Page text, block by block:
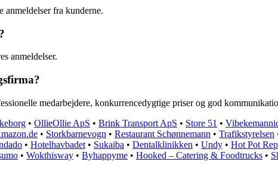
anmeldelser fra kunderne.
anmeldelser.
medarbejdere, konkurrencedygtige priser og god
• OllieOllie ApS • Brink Transport ApS • Store 51 •
• Storkbarnevogn • Restaurant Schønnemann • Trafikstyrelsen
• Hotelhavbadet • Sukaiba • Dentalklinikken • Undy • Hot Pot
• Wokthisway • Byhappyme • Hooked – Catering & Foodtrucks •